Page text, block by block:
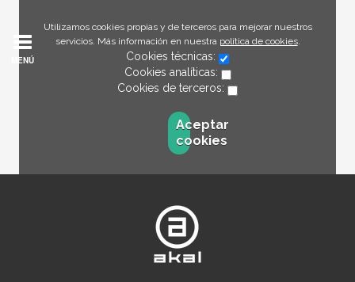
Utilizamos cookies propias y de terceros para mejorar nuestros
servicios. Más información en nuestra política de cookies.
Cookies técnicas:
Cookies analíticas:
Cookies de terceros:
Aceptar
cookies
MENÚ